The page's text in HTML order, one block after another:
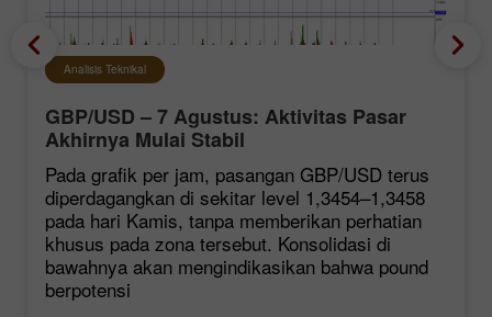
Analisis Teknikal
GBP/USD – 7 Agustus: Aktivitas Pasar
Akhirnya Mulai Stabil
Pada grafik per jam, pasangan GBP/USD terus
diperdagangkan di sekitar level 1,3454–1,3458
pada hari Kamis, tanpa memberikan perhatian
khusus pada zona tersebut. Konsolidasi di
bawahnya akan mengindikasikan bahwa pound
berpotensi